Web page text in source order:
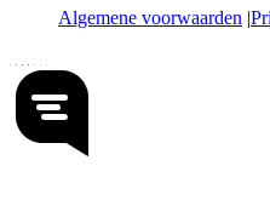
Algemene voorwaarden